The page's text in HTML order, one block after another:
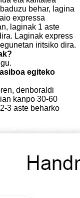
behar, lagina
expressa
laginak 1 aste
Laginak express
iritsiko dira.
egiteko
denboraldi
kanpo 30-60
3 aste beharko